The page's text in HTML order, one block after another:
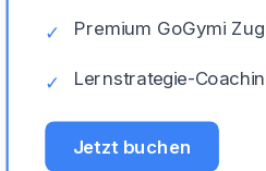
✓ Premium GoGymi
✓ Lernstrategie-
Jetzt buchen